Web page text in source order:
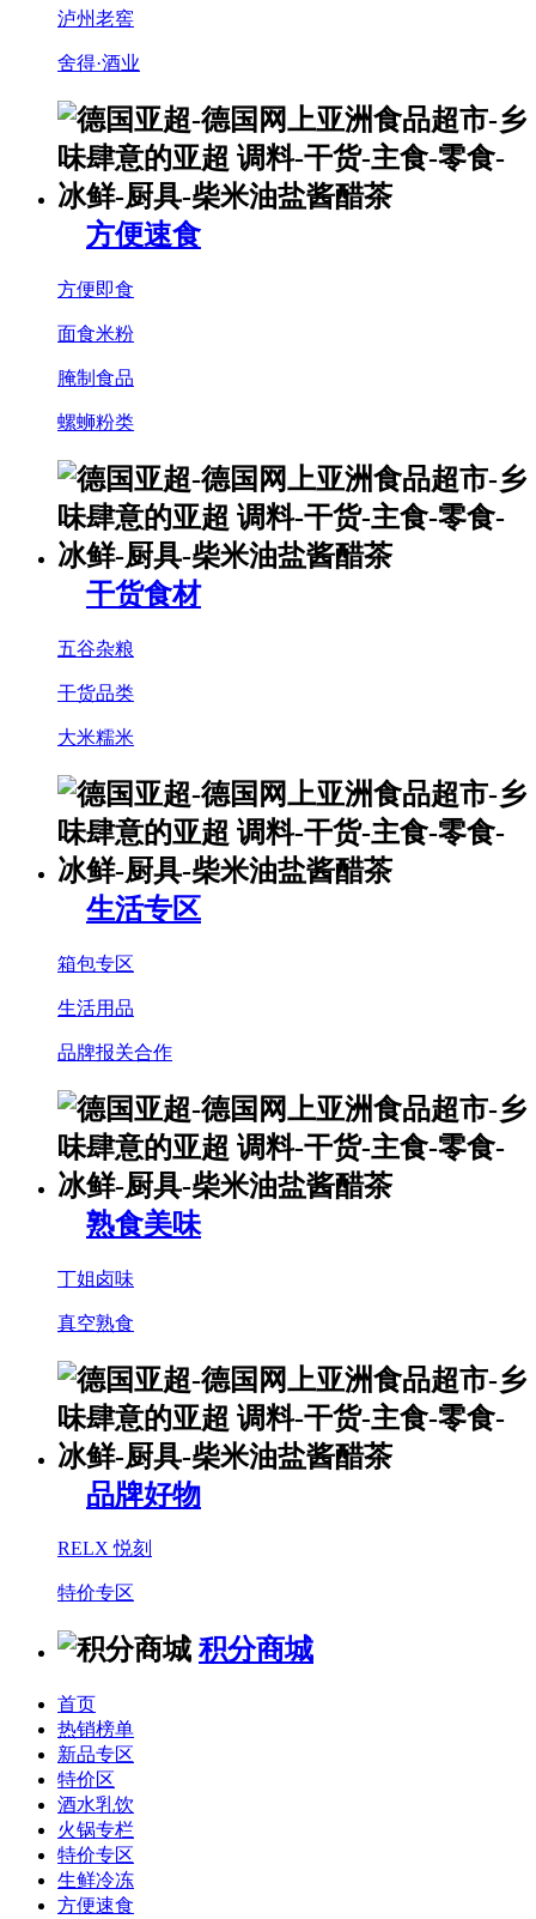
泸州老窖
舍得·酒业
方便速食
方便即食
面食米粉
腌制食品
螺蛳粉类
干货食材
五谷杂粮
干货品类
大米糯米
生活专区
箱包专区
生活用品
品牌报关合作
熟食美味
丁姐卤味
真空熟食
品牌好物
RELX 悦刻
特价专区
积分商城
首页
热销榜单
新品专区
特价区
酒水乳饮
火锅专栏
特价专区
生鲜冷冻
方便速食